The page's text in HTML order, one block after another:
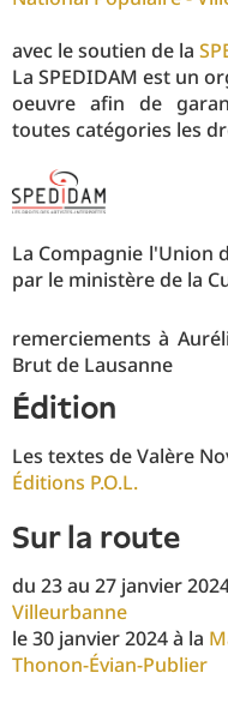
avec le soutien de la
La SPEDIDAM est un
oeuvre afin de
toutes catégories les
La Compagnie l'Union
par le ministère de la
remerciements à
Brut de Lausanne
édition
Les textes de Valère
Éditions P.O.L.
sur la route
du 23 au 27 janvier
Villeurbanne
le 30 janvier 2024 à la
Thonon-Évian-Publier